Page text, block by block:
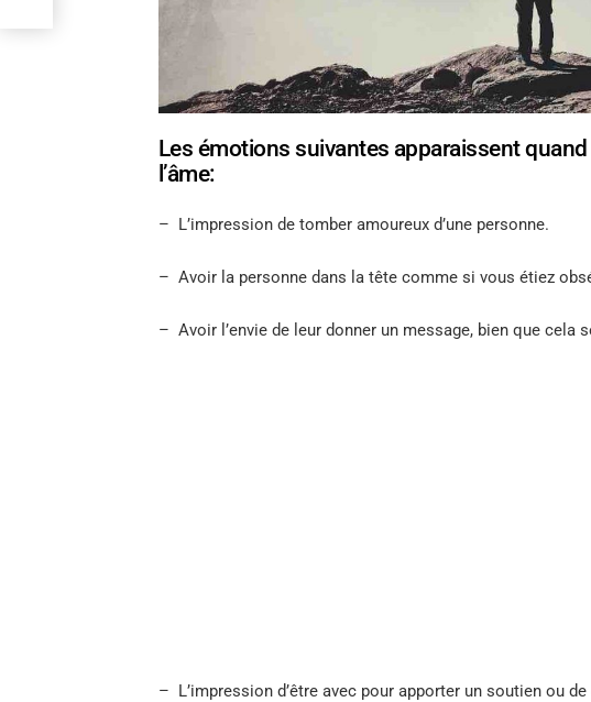
Les émotions suivantes apparaissent
l’âme:
– L’impression de tomber amoureux d’une personne.
– Avoir la personne dans la tête comme si vous étiez
– Avoir l’envie de leur donner un message, bien que cela
– L’impression d’être avec pour apporter un soutien ou